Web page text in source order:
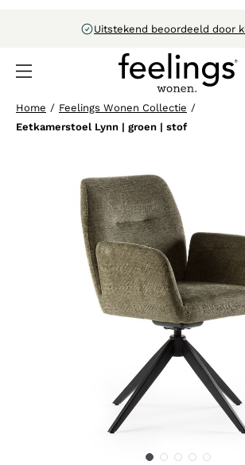
21 winkels in Nederland
Home / Feelings Wonen Collectie /
Eetkamerstoel Lynn | groen | stof